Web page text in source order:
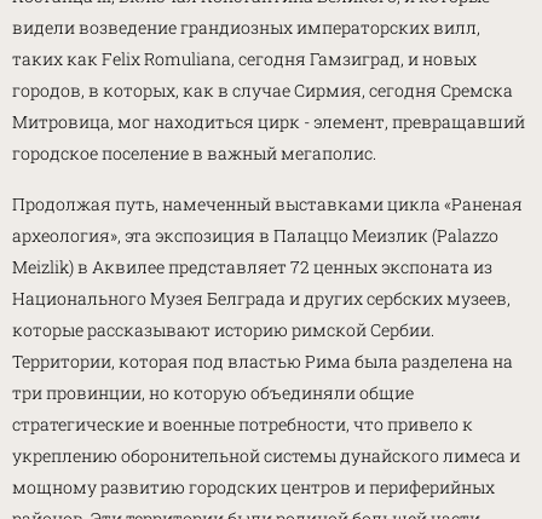
видели возведение грандиозных императорских вилл,
таких как Felix Romuliana, сегодня Гамзиград, и новых
городов, в которых, как в случае Сирмия, сегодня Сремска
Митровица, мог находиться цирк - элемент, превращавший
городское поселение в важный мегаполис.
Продолжая путь, намеченный выставками цикла «Раненая
археология», эта экспозиция в Палаццо Меизлик (Palazzo
Meizlik) в Аквилее представляет 72 ценных экспоната из
Национального Музея Белграда и других сербских музеев,
которые рассказывают историю римской Сербии.
Территории, которая под властью Рима была разделена на
три провинции, но которую объединяли общие
стратегические и военные потребности, что привело к
укреплению оборонительной системы дунайского лимеса и
мощному развитию городских центров и периферийных